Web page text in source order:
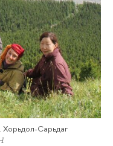
Хорьдол-Сарьдаг